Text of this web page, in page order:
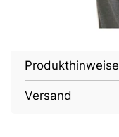
Produkthinweise
Versand